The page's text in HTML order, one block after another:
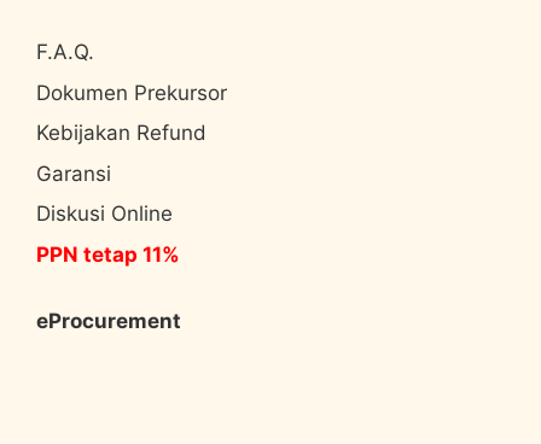
F.A.Q.
Dokumen Prekursor
Kebijakan Refund
Garansi
Diskusi Online
PPN tetap 11%
eProcurement